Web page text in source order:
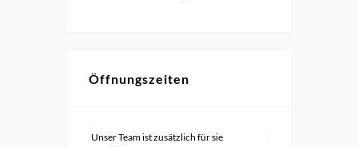
Öffnungszeiten
Unser Team ist zusätzlich für sie